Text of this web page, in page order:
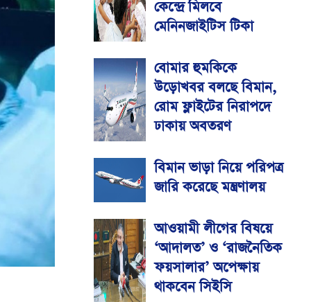
কেন্দ্রে মিলবে
মেনিনজাইটিস টিকা
বোমার হুমকিকে
উড়োখবর বলছে বিমান,
রোম ফ্লাইটের নিরাপদে
ঢাকায় অবতরণ
বিমান ভাড়া নিয়ে পরিপত্র
জারি করেছে মন্ত্রণালয়
আওয়ামী লীগের বিষয়ে
‘আদালত’ ও ‘রাজনৈতিক
ফয়সালার’ অপেক্ষায়
থাকবেন সিইসি